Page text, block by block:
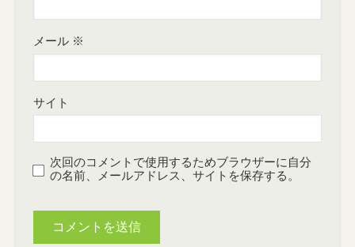
メール ※
サイト
次回のコメントで使用するためブラウザーに自分
の名前、メールアドレス、サイトを保存する。